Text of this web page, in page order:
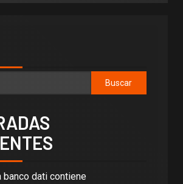
Buscar
banco dati contiene